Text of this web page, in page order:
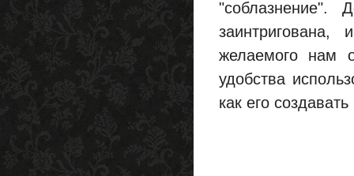
"соблазнение".
желаемого нам
удобства
как его